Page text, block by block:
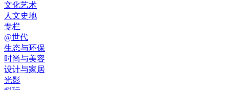
文化艺术
人文史地
专栏
@世代
生态与环保
时尚与美容
设计与家居
光影